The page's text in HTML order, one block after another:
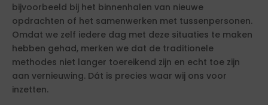
bijvoorbeeld bij het binnenhalen van nieuwe
opdrachten of het samenwerken met tussenpersonen.
Omdat we zelf iedere dag met deze situaties te maken
hebben gehad, merken we dat de traditionele
methodes niet langer toereikend zijn en echt toe zijn
aan vernieuwing. Dát is precies waar wij ons voor
inzetten.